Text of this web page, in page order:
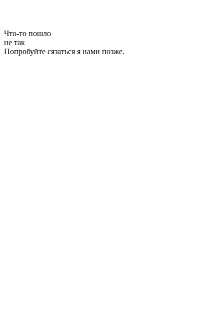
Что-то пошло
не так
Попробуйте сязаться я нами позже.